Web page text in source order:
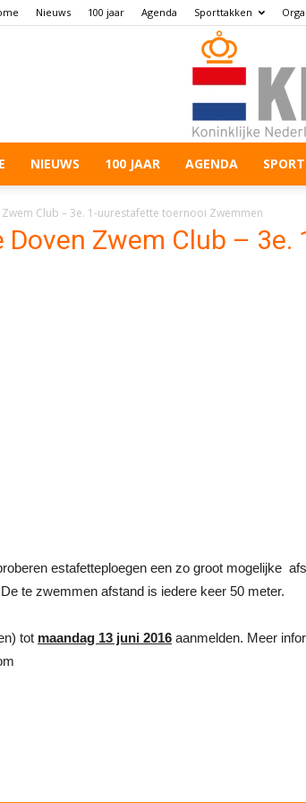
Nieuws 100 jaar Agenda Sporttakken
NIEUWS 100 JAAR AGENDA
Club – 3e. 1-uurestafette toernooi Zwemmen
Doven Zwem Club –
estafetteploegen een zo groot mogelijke
te zwemmen afstand is iedere keer 50 meter.
tot maandag 13 juni 2016 aanmelden. Meer